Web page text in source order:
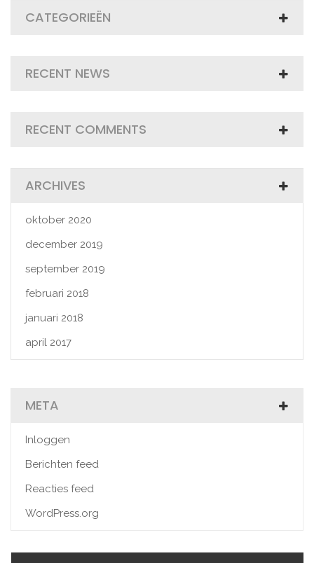
CATEGORIEËN
RECENT NEWS
RECENT COMMENTS
ARCHIVES
oktober 2020
december 2019
september 2019
februari 2018
januari 2018
april 2017
META
Inloggen
Berichten feed
Reacties feed
WordPress.org